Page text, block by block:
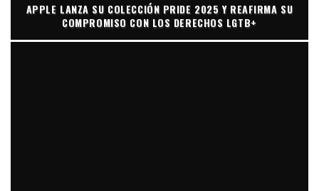
APPLE LANZA SU COLECCIÓN PRIDE 2025 Y REAFIRMA SU
COMPROMISO CON LOS DERECHOS LGTB+